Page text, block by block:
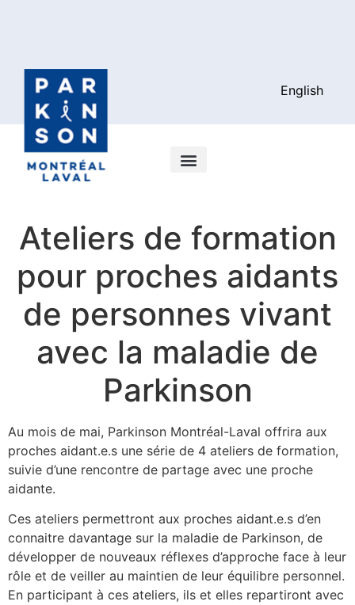
English
Ateliers de formation
pour proches aidants
de personnes vivant
avec la maladie de
Parkinson
Au mois de mai, Parkinson Montréal-Laval offrira aux
proches aidant.e.s une série de 4 ateliers de formation,
suivie d’une rencontre de partage avec une proche
aidante.
Ces ateliers permettront aux proches aidant.e.s d’en
connaitre davantage sur la maladie de Parkinson, de
développer de nouveaux réflexes d’approche face à leur
rôle et de veiller au maintien de leur équilibre personnel.
En participant à ces ateliers, ils et elles repartiront avec